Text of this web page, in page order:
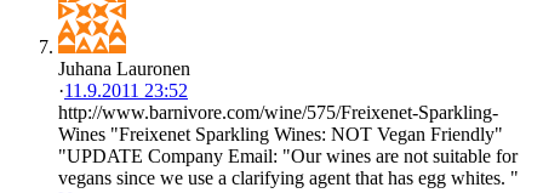
Juhana Lauronen
·11.9.2011 23:52
http://www.barnivore.com/wine/575/Freixenet-Sparkling-
Wines "Freixenet Sparkling Wines: NOT Vegan Friendly"
"UPDATE Company Email: "Our wines are not suitable for
vegans since we use a clarifying agent that has egg whites. "